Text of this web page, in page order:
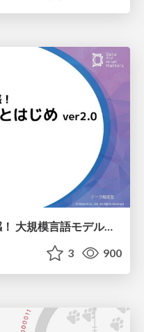
つくって納得、つかって実感！ 大規模言語モデルことはじめ ver2.0
3 900